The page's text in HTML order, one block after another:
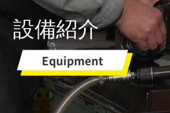
設備紹介
Equipment